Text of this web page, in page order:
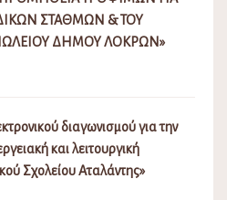
ΣΤΑΘΜΩΝ & ΤΟΥ
ΔΗΜΟΥ ΛΟΚΡΩΝ»
διαγωνισμού για την
και λειτουργική
Σχολείου Αταλάντης»